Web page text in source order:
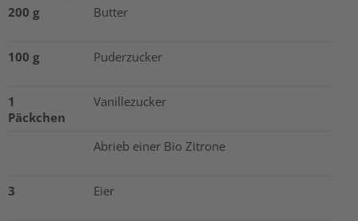
200 g Butter
100 g Puderzucker
1
Päckchen
Vanillezucker
Abrieb einer Bio Zitrone
3 Eier